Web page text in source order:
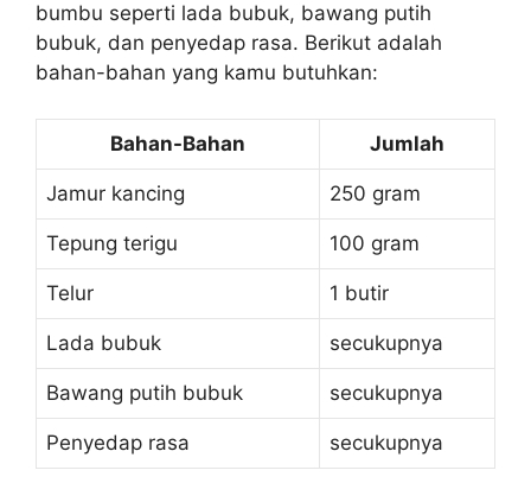
bumbu seperti lada bubuk, bawang putih
bubuk, dan penyedap rasa. Berikut adalah
bahan-bahan yang kamu butuhkan:
Bahan-Bahan Jumlah
Jamur kancing 250 gram
Tepung terigu 100 gram
Telur 1 butir
Lada bubuk secukupnya
Bawang putih bubuk secukupnya
Penyedap rasa secukupnya